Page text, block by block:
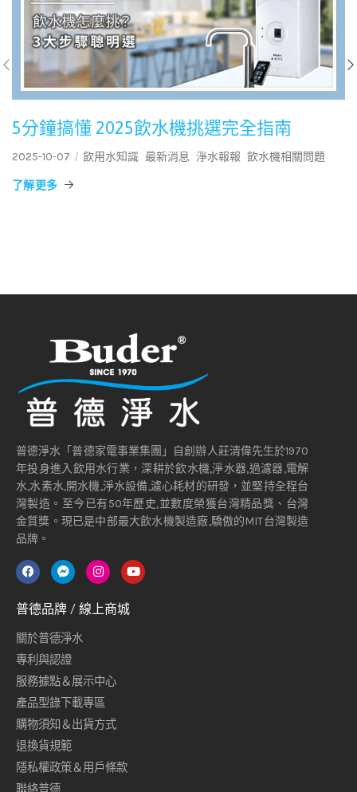
5分鐘搞懂 2025飲水機挑選完全指南
2025-10-07 飲用水知識 最新消息 淨水報報 飲水機相關問題
了解更多
普德淨水「普德家電事業集團」自創辦人莊清偉先生於1970
年投身進入飲用水行業，深耕於飲水機,淨水器,過濾器,電解
水,水素水,開水機,淨水設備,濾心耗材的研發，並堅持全程台
灣製造。至今已有50年歷史,並數度榮獲台灣精品獎、台灣
金質獎。現已是中部最大飲水機製造廠,驕傲的MIT台灣製造
品牌。
普德品牌 / 線上商城
關於普德淨水
專利與認證
服務據點＆展示中心
產品型錄下載專區
購物須知＆出貨方式
退換貨規範
隱私權政策＆用戶條款
聯絡普德